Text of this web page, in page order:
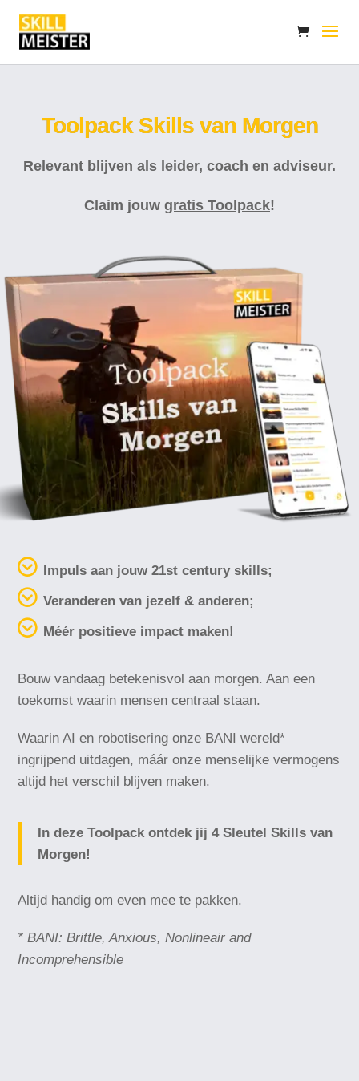
Toolpack Skills van Morgen
Relevant blijven als leider, coach en adviseur.
Claim jouw gratis Toolpack!
Impuls aan jouw 21st century skills;
Veranderen van jezelf & anderen;
Méér positieve impact maken!
Bouw vandaag betekenisvol aan morgen. Aan een
toekomst waarin mensen centraal staan.
Waarin AI en robotisering onze BANI wereld*
ingrijpend uitdagen, máár onze menselijke vermogens
altijd het verschil blijven maken.
In deze Toolpack ontdek jij 4 Sleutel Skills van
Morgen!
Altijd handig om even mee te pakken.
* BANI: Brittle, Anxious, Nonlineair and
Incomprehensible